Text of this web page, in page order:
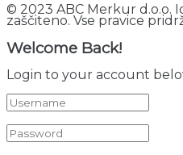
© 2023 ABC Merkur d.o.o.
zaščiteno. Vse pravice
Welcome Back!
Login to your account